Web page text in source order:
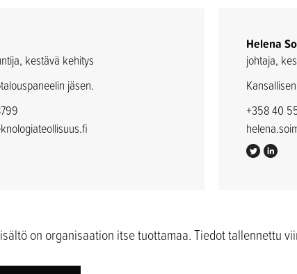
kestävä kehitys
jäsen.
Helena
johtaja,
+358 40
on organisaation itse tuottamaa. Tiedot tallennettu